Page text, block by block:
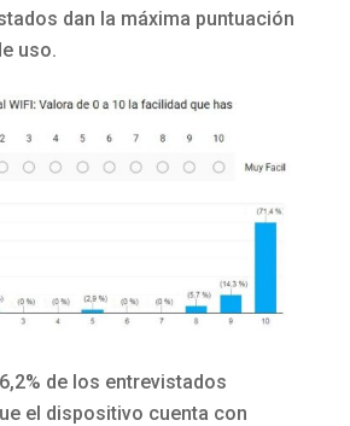
dan la máxima puntuación
uso.
de los entrevistados
el dispositivo cuenta con